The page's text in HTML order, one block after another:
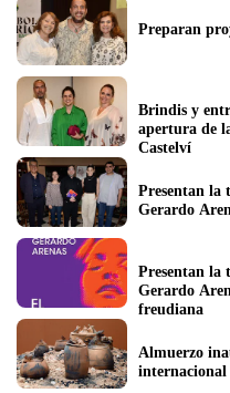
Preparan
Brindis y
apertura de
Presentan la
Gerardo
Presentan la
Gerardo
freudiana
Almuerzo
internacional